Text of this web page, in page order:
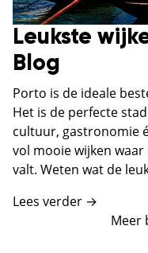
Leukste
Blog
Porto is de ideale
Het is de perfecte
cultuur, gastronomie
vol mooie wijken
valt. Weten wat de
Lees verder →
Meer